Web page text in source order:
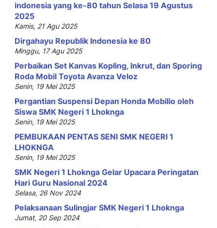
indonesia yang ke-80 tahun Selasa 19 Agustus
2025
Kamis, 21 Agu 2025
Dirgahayu Republik Indonesia ke 80
Minggu, 17 Agu 2025
Perbaikan Set Kanvas Kopling, Inkrut, dan Sporing
Roda Mobil Toyota Avanza Veloz
Senin, 19 Mei 2025
Pergantian Suspensi Depan Honda Mobilio oleh
Siswa SMK Negeri 1 Lhoknga
Senin, 19 Mei 2025
PEMBUKAAN PENTAS SENI SMK NEGERI 1
LHOKNGA
Senin, 19 Mei 2025
SMK Negeri 1 Lhoknga Gelar Upacara Peringatan
Hari Guru Nasional 2024
Selasa, 26 Nov 2024
Pelaksanaan Sulingjar SMK Negeri 1 Lhoknga
Jumat, 20 Sep 2024